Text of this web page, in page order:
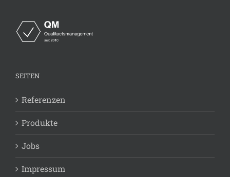
SEITEN
Referenzen
Produkte
Jobs
Impressum